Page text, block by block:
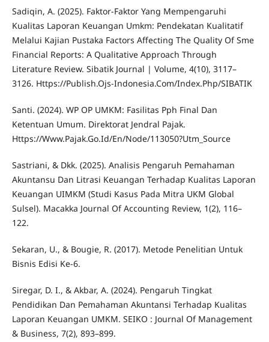
Sadiqin, A. (2025). Faktor-Faktor Yang Mempengaruhi
Kualitas Laporan Keuangan Umkm: Pendekatan Kualitatif
Melalui Kajian Pustaka Factors Affecting The Quality Of Sme
Financial Reports: A Qualitative Approach Through
Literature Review. Sibatik Journal | Volume, 4(10), 3117–
3126. Https://Publish.Ojs-Indonesia.Com/Index.Php/SIBATIK
Santi. (2024). WP OP UMKM: Fasilitas Pph Final Dan
Ketentuan Umum. Direktorat Jendral Pajak.
Https://Www.Pajak.Go.Id/En/Node/113050?Utm_Source
Sastriani, & Dkk. (2025). Analisis Pengaruh Pemahaman
Akuntansu Dan Litrasi Keuangan Terhadap Kualitas Laporan
Keuangan UIMKM (Studi Kasus Pada Mitra UKM Global
Sulsel). Macakka Journal Of Accounting Review, 1(2), 116–
122.
Sekaran, U., & Bougie, R. (2017). Metode Penelitian Untuk
Bisnis Edisi Ke-6.
Siregar, D. I., & Akbar, A. (2024). Pengaruh Tingkat
Pendidikan Dan Pemahaman Akuntansi Terhadap Kualitas
Laporan Keuangan UMKM. SEIKO : Journal Of Management
& Business, 7(2), 893–899.